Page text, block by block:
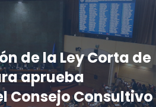
de la Ley Corta de
aprueba
Consejo Consultivo